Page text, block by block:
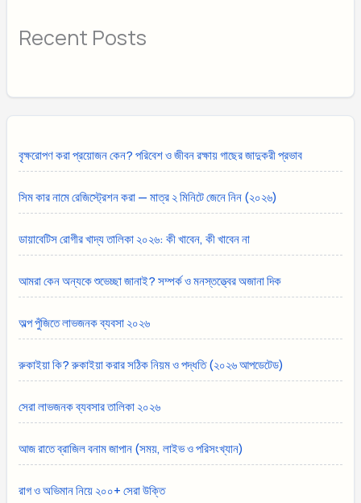
Recent Posts
বৃক্ষরোপণ করা প্রয়োজন কেন? পরিবেশ ও জীবন রক্ষায় গাছের জাদুকরী প্রভাব
সিম কার নামে রেজিস্ট্রেশন করা — মাত্র ২ মিনিটে জেনে নিন (২০২৬)
ডায়াবেটিস রোগীর খাদ্য তালিকা ২০২৬: কী খাবেন, কী খাবেন না
আমরা কেন অন্যকে শুভেচ্ছা জানাই? সম্পর্ক ও মনস্তত্ত্বের অজানা দিক
অল্প পুঁজিতে লাভজনক ব্যবসা ২০২৬
রুকাইয়া কি? রুকাইয়া করার সঠিক নিয়ম ও পদ্ধতি (২০২৬ আপডেটেড)
সেরা লাভজনক ব্যবসার তালিকা ২০২৬
আজ রাতে ব্রাজিল বনাম জাপান (সময়, লাইভ ও পরিসংখ্যান)
রাগ ও অভিমান নিয়ে ২০০+ সেরা উক্তি